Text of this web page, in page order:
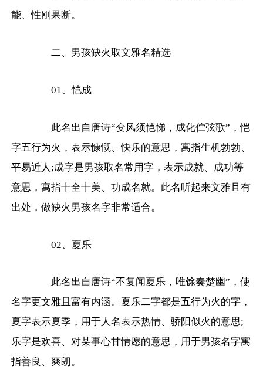
能、性刚果断。
二、男孩缺火取文雅名精选
01、恺成
此名出自唐诗“变风须恺悌，成化伫弦歌”，恺
字五行为火，表示慷慨、快乐的意思，寓指生机勃勃、
平易近人;成字是男孩取名常用字，表示成就、成功等
意思，寓指十全十美、功成名就。此名听起来文雅且有
出处，做缺火男孩名字非常适合。
02、夏乐
此名出自唐诗“不复闻夏乐，唯馀奏楚幽”，使
名字更文雅且富有内涵。夏乐二字都是五行为火的字，
夏字表示夏季，用于人名表示热情、骄阳似火的意思;
乐字是欢喜、对某事心甘情愿的意思，用于男孩名字寓
指善良、爽朗。